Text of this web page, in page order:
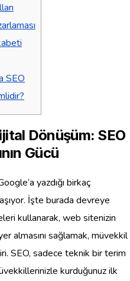
SEO
Dönüşüm: SEO
Gücü
yazdığı birkaç
İşte burada devreye
kullanarak, web sitenizin
almasını sağlamak, müvekkil
SEO, sadece teknik bir terim
kurduğunuz ilk